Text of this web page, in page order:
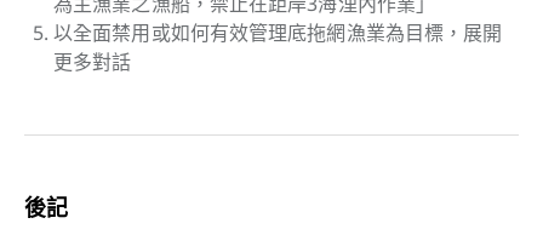
以全面禁用或如何有效管理底拖網漁業為目標，展開
更多對話
後記